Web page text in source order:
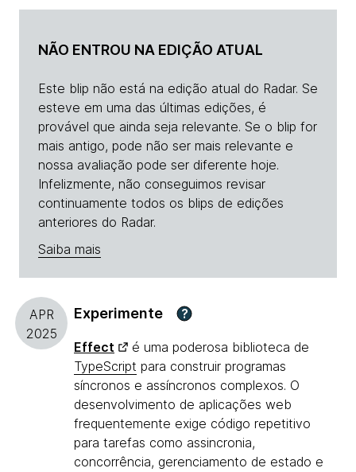
NÃO ENTROU NA EDIÇÃO ATUAL
Este blip não está na edição atual do Radar. Se
esteve em uma das últimas edições, é
provável que ainda seja relevante. Se o blip for
mais antigo, pode não ser mais relevante e
nossa avaliação pode ser diferente hoje.
Infelizmente, não conseguimos revisar
continuamente todos os blips de edições
anteriores do Radar.
Saiba mais
APR
2025
Experimente ?
Effect
é uma poderosa biblioteca de
TypeScript para construir programas
síncronos e assíncronos complexos. O
desenvolvimento de aplicações web
frequentemente exige código repetitivo
para tarefas como assincronia,
concorrência, gerenciamento de estado e